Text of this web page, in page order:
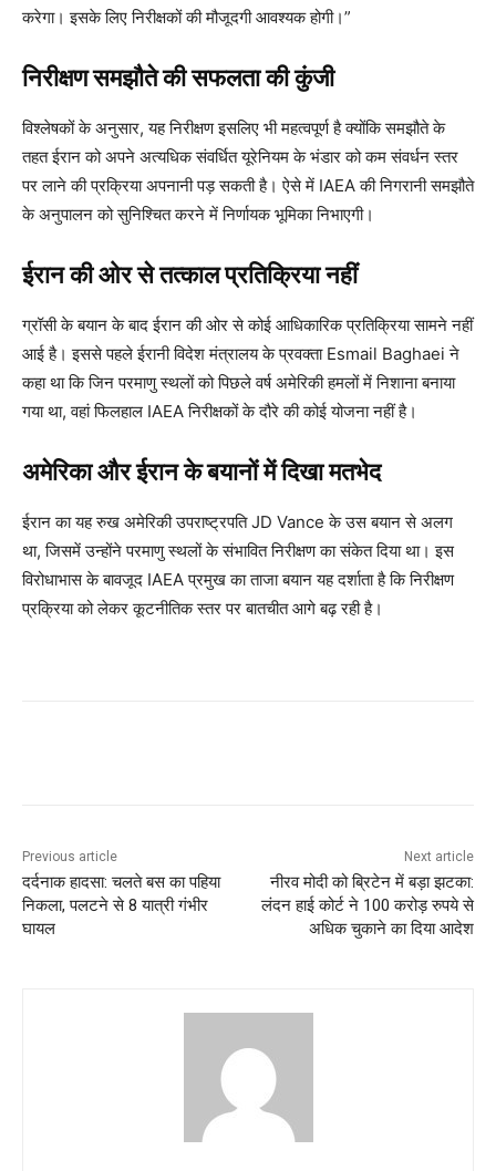
करेगा। इसके लिए निरीक्षकों की मौजूदगी आवश्यक होगी।”
निरीक्षण समझौते की सफलता की कुंजी
विश्लेषकों के अनुसार, यह निरीक्षण इसलिए भी महत्वपूर्ण है क्योंकि समझौते के
तहत ईरान को अपने अत्यधिक संवर्धित यूरेनियम के भंडार को कम संवर्धन स्तर
पर लाने की प्रक्रिया अपनानी पड़ सकती है। ऐसे में IAEA की निगरानी समझौते
के अनुपालन को सुनिश्चित करने में निर्णायक भूमिका निभाएगी।
ईरान की ओर से तत्काल प्रतिक्रिया नहीं
ग्रॉसी के बयान के बाद ईरान की ओर से कोई आधिकारिक प्रतिक्रिया सामने नहीं
आई है। इससे पहले ईरानी विदेश मंत्रालय के प्रवक्ता Esmail Baghaei ने
कहा था कि जिन परमाणु स्थलों को पिछले वर्ष अमेरिकी हमलों में निशाना बनाया
गया था, वहां फिलहाल IAEA निरीक्षकों के दौरे की कोई योजना नहीं है।
अमेरिका और ईरान के बयानों में दिखा मतभेद
ईरान का यह रुख अमेरिकी उपराष्ट्रपति JD Vance के उस बयान से अलग
था, जिसमें उन्होंने परमाणु स्थलों के संभावित निरीक्षण का संकेत दिया था। इस
विरोधाभास के बावजूद IAEA प्रमुख का ताजा बयान यह दर्शाता है कि निरीक्षण
प्रक्रिया को लेकर कूटनीतिक स्तर पर बातचीत आगे बढ़ रही है।
Previous article
दर्दनाक हादसा: चलते बस का पहिया
निकला, पलटने से 8 यात्री गंभीर
घायल
Next article
नीरव मोदी को ब्रिटेन में बड़ा झटका:
लंदन हाई कोर्ट ने 100 करोड़ रुपये से
अधिक चुकाने का दिया आदेश